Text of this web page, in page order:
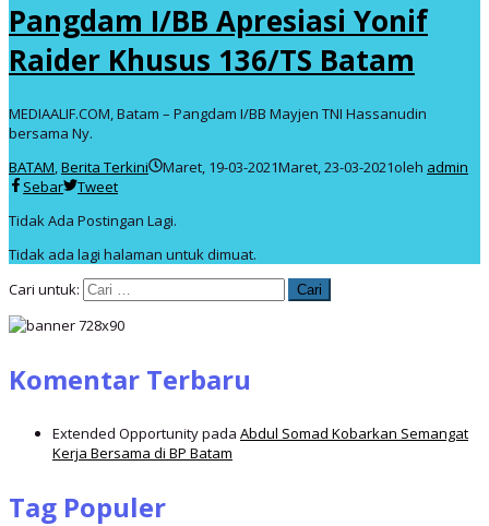
Pangdam I/BB Apresiasi Yonif
Raider Khusus 136/TS Batam
MEDIAALIF.COM, Batam – Pangdam I/BB Mayjen TNI Hassanudin
bersama Ny.
BATAM,Berita Terkini Maret, 19-03-2021Maret, 23-03-2021oleh admin
Sebar
Tweet
Tidak Ada Postingan Lagi.
Tidak ada lagi halaman untuk dimuat.
Cari untuk:
Komentar Terbaru
Extended Opportunitypada Abdul Somad Kobarkan Semangat
Kerja Bersama di BP Batam
Tag Populer